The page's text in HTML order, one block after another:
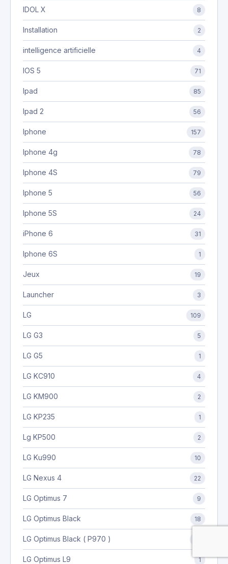
IDOL X 8
Installation 2
intelligence artificielle 4
IOS 5 71
Ipad 85
Ipad 2 56
Iphone 157
Iphone 4g 78
Iphone 4S 79
Iphone 5 56
Iphone 5S 24
iPhone 6 31
Iphone 6S 1
Jeux 19
Launcher 3
LG 109
LG G3 5
LG G5 1
LG KC910 4
LG KM900 2
LG KP235 1
Lg KP500 2
LG Ku990 10
LG Nexus 4 22
LG Optimus 7 9
LG Optimus Black 18
LG Optimus Black ( P970 )
LG Optimus L9 1